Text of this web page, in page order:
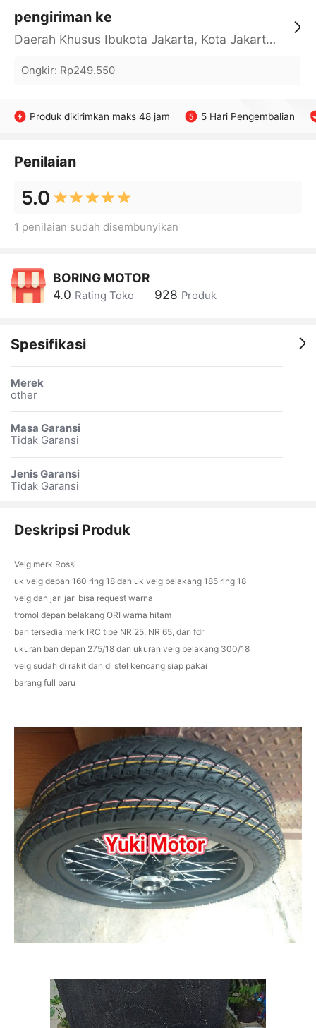
pengiriman ke
Daerah Khusus Ibukota Jakarta, Kota Jakarta Barat, Cengkareng, yy
Ongkir: Rp249.550
Produk dikirimkan maks 48 jam 5 Hari Pengembalian
Penilaian
5.0
1 penilaian sudah disembunyikan
BORING MOTOR
4.0 Rating Toko 928 Produk
Spesifikasi
Merek
other
Masa Garansi
Tidak Garansi
Jenis Garansi
Tidak Garansi
Deskripsi Produk
Velg merk Rossi
uk velg depan 160 ring 18 dan uk velg belakang 185 ring 18
velg dan jari jari bisa request warna
tromol depan belakang ORI warna hitam
ban tersedia merk IRC tipe NR 25, NR 65, dan fdr
ukuran ban depan 275/18 dan ukuran velg belakang 300/18
velg sudah di rakit dan di stel kencang siap pakai
barang full baru